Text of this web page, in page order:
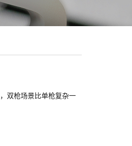
，双枪场景比单枪复杂一